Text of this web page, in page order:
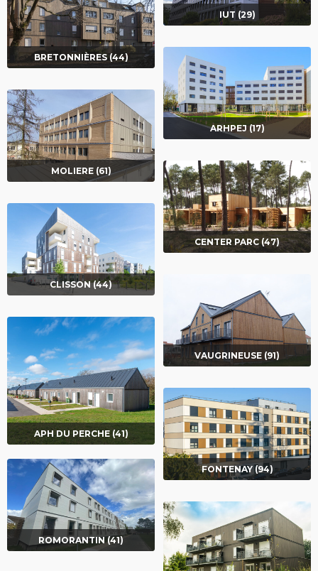
IUT (29)
BRETONNIÈRES (44)
ARHPEJ (17)
MOLIERE (61)
CENTER PARC (47)
CLISSON (44)
VAUGRINEUSE (91)
APH DU PERCHE (41)
FONTENAY (94)
ROMORANTIN (41)